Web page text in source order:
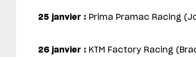
25 janvier : Prima Pramac Racing
26 janvier : KTM Factory Racing